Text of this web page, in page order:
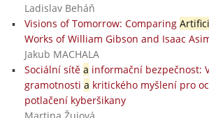
Ladislav Beháň
Visions of Tomorrow: Comparing
Works of William Gibson and Isaac
Jakub MACHALA
Sociální sítě a informační bezpečnost:
gramotnosti a kritického myšlení pro
potlačení kyberšikany
Martina Žujová